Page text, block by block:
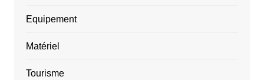
Equipement
Matériel
Tourisme